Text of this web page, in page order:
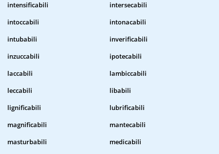
intensificabili
intersecabili
intoccabili
intonacabili
intubabili
inverificabili
inzuccabili
ipotecabili
laccabili
lambiccabili
leccabili
libabili
lignificabili
lubrificabili
magnificabili
mantecabili
masturbabili
medicabili